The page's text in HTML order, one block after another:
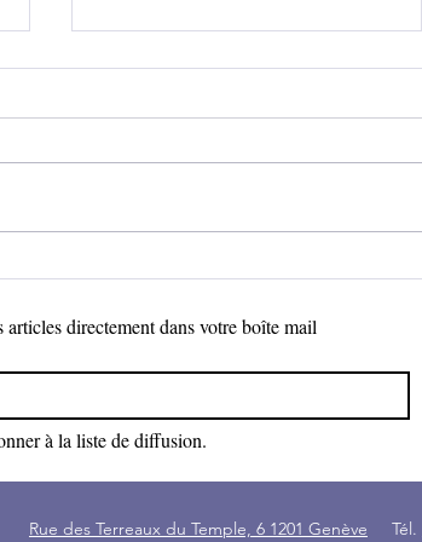
articles directement dans votre boîte mail
à la liste de diffusion.
Rue des Terreaux du Temple, 6 1201 Genève Tél.